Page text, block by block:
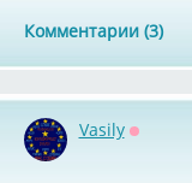
Комментарии (3)
Vasily